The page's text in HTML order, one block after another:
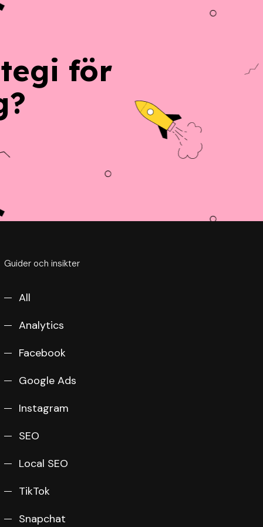
för
Guider och insikter
All
Analytics
Facebook
Google Ads
Instagram
SEO
Local SEO
TikTok
Snapchat